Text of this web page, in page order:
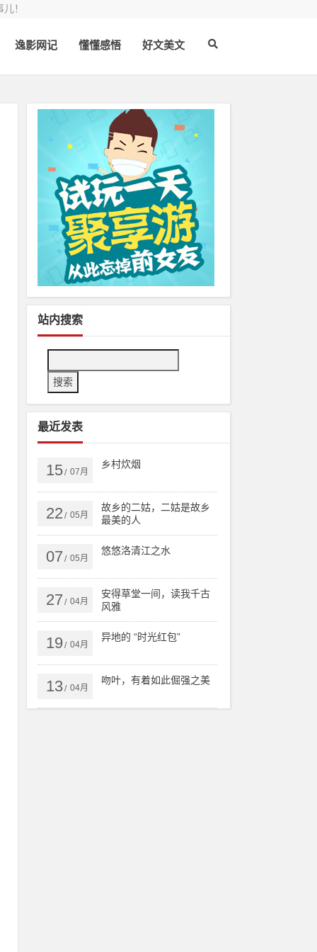
！
逸影网记 懂懂感悟 好文美文
站内搜索
最近发表
15/ 07月
乡村炊烟
22 / 05月
故乡的二姑，二姑是故乡
最美的人
07 / 05月
悠悠洛清江之水
27 / 04月
安得草堂一间，读我千古
风雅
19/ 04月
异地的 “时光红包”
13/ 04月
吻叶，有着如此倔强之美